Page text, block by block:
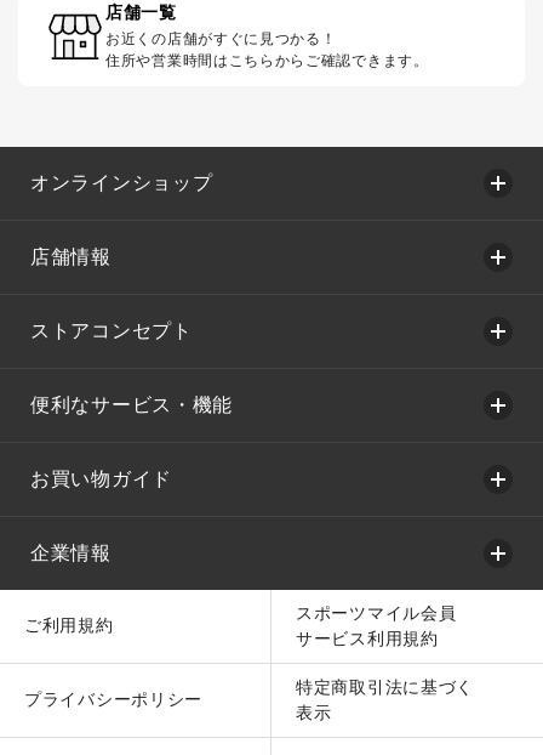
店舗一覧
お近くの店舗がすぐに見つかる！
住所や営業時間はこちらからご確認できます。
オンラインショップ
店舗情報
ストアコンセプト
便利なサービス・機能
お買い物ガイド
企業情報
ご利用規約
スポーツマイル会員
サービス利用規約
プライバシーポリシー
特定商取引法に基づく
表示